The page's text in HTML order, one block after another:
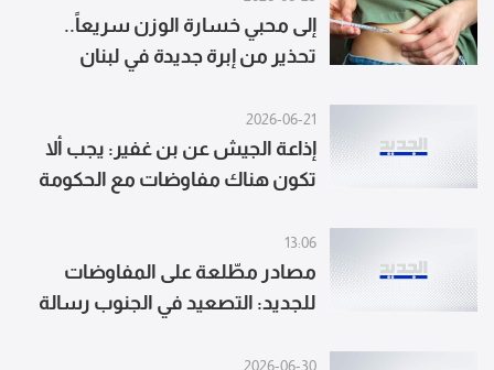
إلى محبي خسارة الوزن سريعاً..
تحذير من إبرة جديدة في لبنان
2026-06-21
إذاعة الجيش عن بن غفير: يجب ألا
تكون هناك مفاوضات مع الحكومة
13:06
مصادر مطّلعة على المفاوضات
للجديد: التصعيد في الجنوب رسالة
المطروحة في روما مع رفض تل
2026-06-30